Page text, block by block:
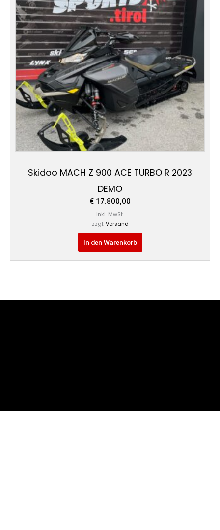
Skidoo MACH Z 900 ACE TURBO R 2023
DEMO
€ 17.800,00
Inkl. MwSt.
zzgl. Versand
In den Warenkorb